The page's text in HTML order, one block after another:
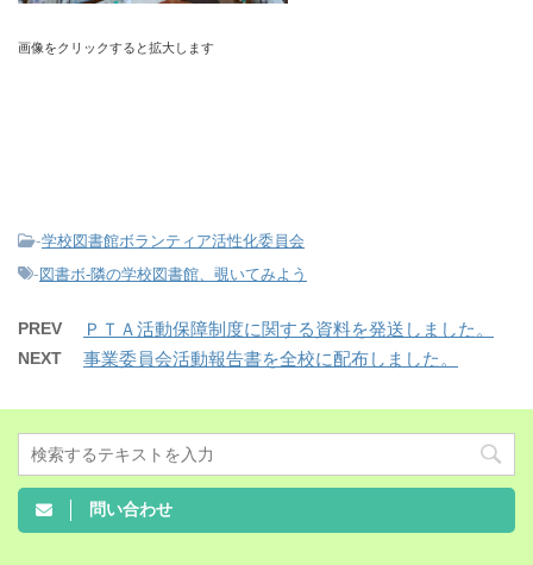
画像をクリックすると拡大します
-学校図書館ボランティア活性化委員会
- 図書ボ-隣の学校図書館、覗いてみよう
PREV ＰＴＡ活動保障制度に関する資料を発送しました。
NEXT 事業委員会活動報告書を全校に配布しました。
問い合わせ